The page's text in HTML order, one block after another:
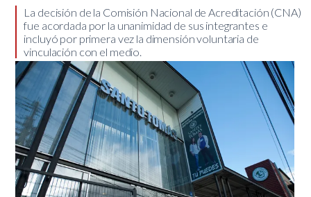
​La decisión de la Comisión Nacional de Acreditación (CNA)
fue acordada por la unanimidad de sus integrantes e
incluyó por primera vez la dimensión voluntaria de
vinculación con el medio.